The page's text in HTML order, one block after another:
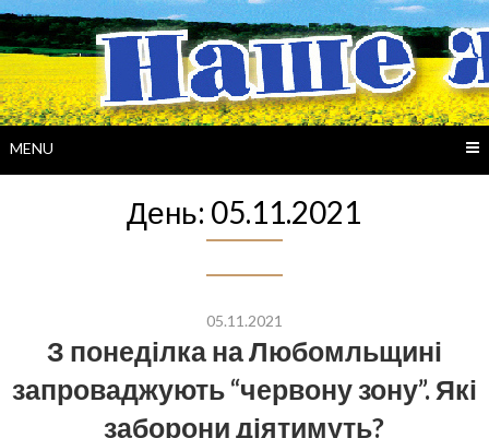
Skip
to
content
MENU
День: 05.11.2021
05.11.2021
З понеділка на Любомльщині
запроваджують “червону зону”. Які
заборони діятимуть?